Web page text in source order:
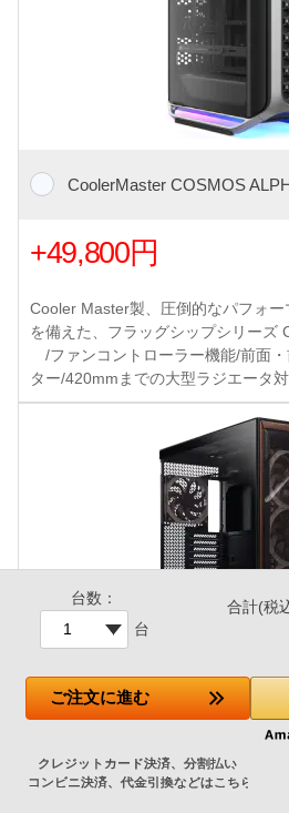
CoolerMaster COSMOS
+49,800円
Cooler Master製、圧倒的なパフォ
を備えた、フラッグシップシリーズ
/ファンコントローラー機能/前面
ター/420mmまでの大型ラジエータ
Antec Flux Pro Noctua Edition
+55,500円
台数：
台
合計(税
ご注文に進む